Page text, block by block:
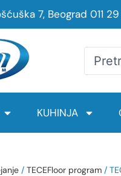
7, Beograd 011
KUHINJA
/ TECEFloor program /